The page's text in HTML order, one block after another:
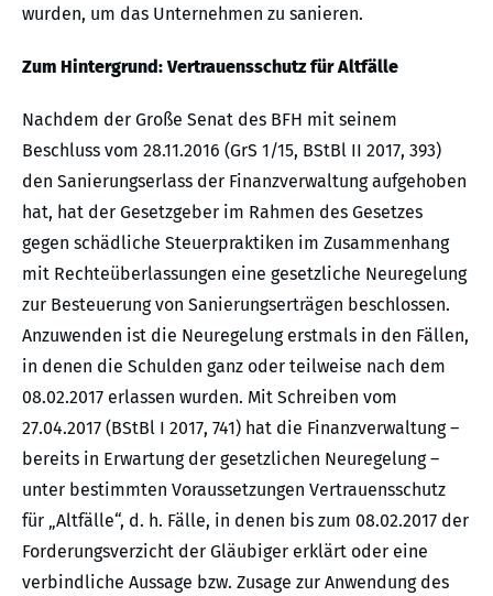
wurden, um das Unternehmen zu sanieren.
Zum Hintergrund: Vertrauensschutz für Altfälle
Nachdem der Große Senat des BFH mit seinem
Beschluss vom 28.11.2016 (GrS 1/15, BStBl II 2017, 393)
den Sanierungserlass der Finanzverwaltung aufgehoben
hat, hat der Gesetzgeber im Rahmen des Gesetzes
gegen schädliche Steuerpraktiken im Zusammenhang
mit Rechteüberlassungen eine gesetzliche Neuregelung
zur Besteuerung von Sanierungserträgen beschlossen.
Anzuwenden ist die Neuregelung erstmals in den Fällen,
in denen die Schulden ganz oder teilweise nach dem
08.02.2017 erlassen wurden. Mit Schreiben vom
27.04.2017 (BStBl I 2017, 741) hat die Finanzverwaltung –
bereits in Erwartung der gesetzlichen Neuregelung –
unter bestimmten Voraussetzungen Vertrauensschutz
für „Altfälle“, d. h. Fälle, in denen bis zum 08.02.2017 der
Forderungsverzicht der Gläubiger erklärt oder eine
verbindliche Aussage bzw. Zusage zur Anwendung des